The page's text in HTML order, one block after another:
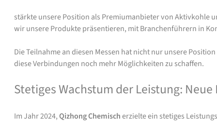
stärkte unsere Position als Premiumanbieter von Aktivkohle
wir unsere Produkte präsentieren, mit Branchenführern in
Die Teilnahme an diesen Messen hat nicht nur unsere
diese Verbindungen noch mehr Möglichkeiten zu schaffen.
Stetiges Wachstum der Leistung:
Im Jahr 2024,Qizhong Chemischerzielte ein stetiges